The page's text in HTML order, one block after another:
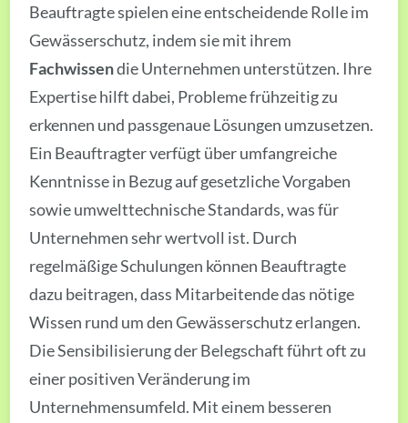
Beauftragte spielen eine entscheidende Rolle im
Gewässerschutz, indem sie mit ihrem
Fachwissendie Unternehmen unterstützen. Ihre
Expertise hilft dabei, Probleme frühzeitig zu
erkennen und passgenaue Lösungen umzusetzen.
Ein Beauftragter verfügt über umfangreiche
Kenntnisse in Bezug auf gesetzliche Vorgaben
sowie umwelttechnische Standards, was für
Unternehmen sehr wertvoll ist. Durch
regelmäßige Schulungen können Beauftragte
dazu beitragen, dass Mitarbeitende das nötige
Wissen rund um den Gewässerschutz erlangen.
Die Sensibilisierung der Belegschaft führt oft zu
einer positiven Veränderung im
Unternehmensumfeld. Mit einem besseren